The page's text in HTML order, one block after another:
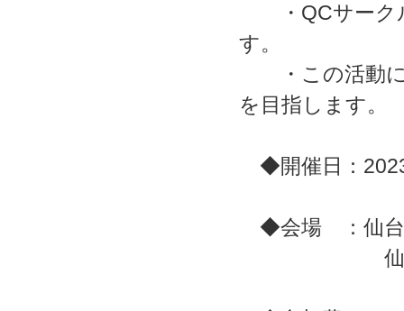
・QCサークル
す。
・この活動に
を目指します。
◆開催日：
◆会場 ：仙台
仙台市青葉